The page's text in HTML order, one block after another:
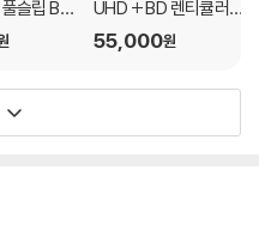
슬립 B T
정판) :
UHD + BD 렌티큘러
풀슬립 A Type 700장
55,000원